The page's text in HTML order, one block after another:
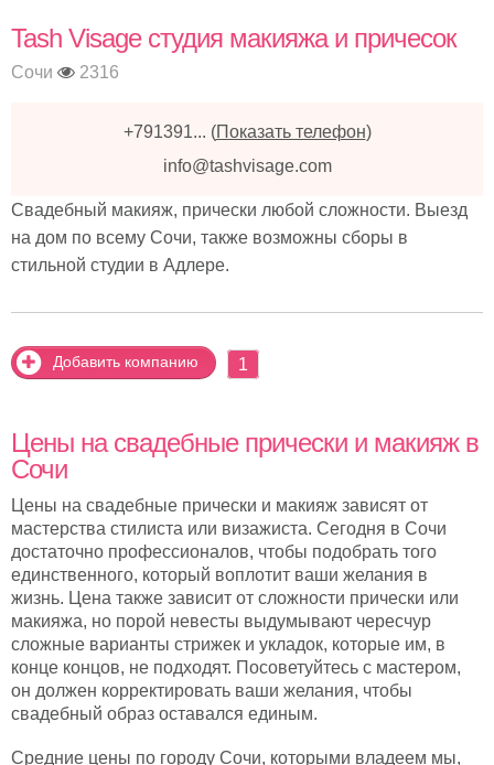
Tash Visage студия макияжа и причесок
Сочи 2316
+791391... (Показать телефон)
info@tashvisage.com
Свадебный макияж, прически любой сложности. Выезд
на дом по всему Сочи, также возможны сборы в
стильной студии в Адлере.
Добавить компанию 1
Цены на свадебные прически и макияж в
Сочи
Цены на свадебные прически и макияж зависят от
мастерства стилиста или визажиста. Сегодня в Сочи
достаточно профессионалов, чтобы подобрать того
единственного, который воплотит ваши желания в
жизнь. Цена также зависит от сложности прически или
макияжа, но порой невесты выдумывают чересчур
сложные варианты стрижек и укладок, которые им, в
конце концов, не подходят. Посоветуйтесь с мастером,
он должен корректировать ваши желания, чтобы
свадебный образ оставался единым.
Средние цены по городу Сочи, которыми владеем мы,